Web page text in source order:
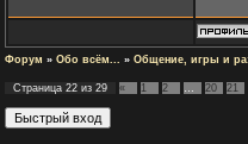
Форум » Обо всём... » Общение, игры и
Страница 22 из 29 « 1 2 20 21